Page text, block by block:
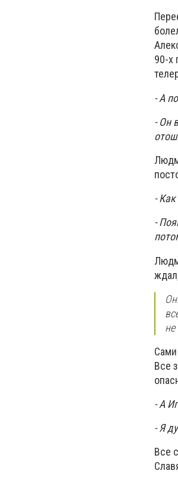
90-х
- А
- Он
-
-
Все
- А
- Я
Все